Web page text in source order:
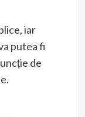
iar
putea fi
de